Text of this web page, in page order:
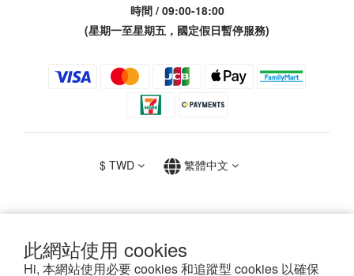
此網站使用 cookies
Hi, 本網站使用必要 cookies 和追蹤型 cookies 以確保
時間 / 09:00-18:00
(星期一至星期五，國定假日暫停服務)
$ TWD 繁體中文
提醒您，我們不會以電話或簡訊方式通知變更付款方式。